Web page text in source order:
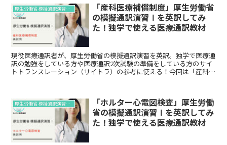
厚生労働省 模擬通訳演習の英訳例
「産科医療補償制度」厚生労働省
の模擬通訳演習Ⅰを英訳してみ
た！独学で使える医療通訳教材
現役医療通訳者が、厚生労働省の模擬通訳演習を英訳。独学で医療通
訳の勉強をしている方や医療通訳2次試験の準備をしている方のサイ
トトランスレーション（サイトラ）の参考に使える！今回は「産科医
厚生労働省 模擬通訳演習の英訳例
「ホルター心電図検査」厚生労働
省の模擬通訳演習Ⅰを英訳してみ
た！独学で使える医療通訳教材